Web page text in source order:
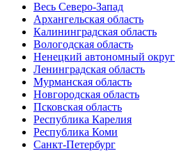
Весь Северо-Запад
Архангельская область
Калининградская область
Вологодская область
Ненецкий автономный округ
Ленинградская область
Мурманская область
Новгородская область
Псковская область
Республика Карелия
Республика Коми
Санкт-Петербург